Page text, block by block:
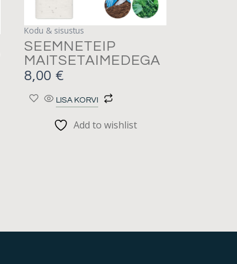
Kodu & sisustus
SEEMNETEIP
MAITSETAIMEDEGA
8,00 €
LISA KORVI
Add to wishlist